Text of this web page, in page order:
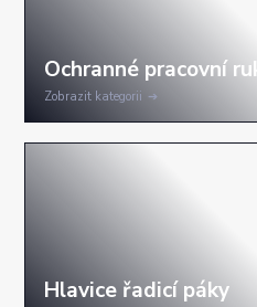
Zobrazit kategorii